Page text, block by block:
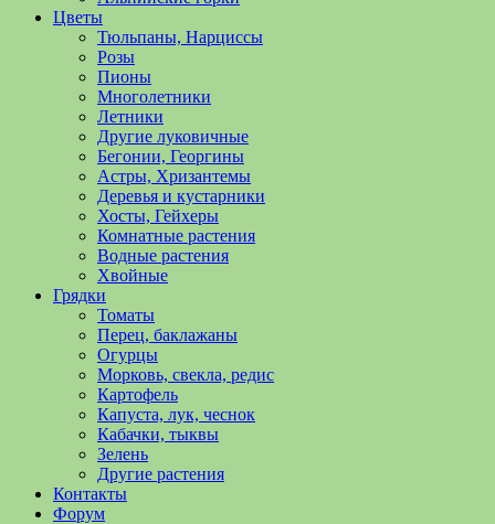
Цветы
Тюльпаны, Нарциссы
Розы
Пионы
Многолетники
Летники
Другие луковичные
Бегонии, Георгины
Астры, Хризантемы
Деревья и кустарники
Хосты, Гейхеры
Комнатные растения
Водные растения
Хвойные
Грядки
Томаты
Перец, баклажаны
Огурцы
Морковь, свекла, редис
Картофель
Капуста, лук, чеснок
Кабачки, тыквы
Зелень
Другие растения
Контакты
Форум